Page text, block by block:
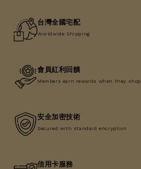
台灣全國宅配
Worldwide Shipping
會員紅利回饋
Members earn rewards when they shop
安全加密技術
Secured with standard encryption
信用卡服務